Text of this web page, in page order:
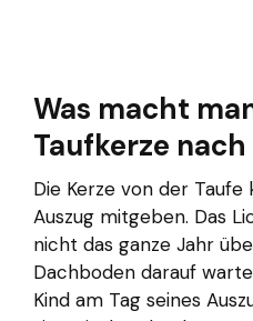
Was macht
Taufkerze nach
Die Kerze von der
Auszug mitgeben. Das
nicht das ganze Jahr
Dachboden darauf
Kind am Tag seines